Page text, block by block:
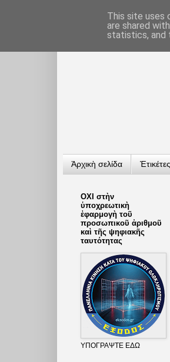
Ἀρχικὴ σελίδα Ἐτικέτες
ΟΧΙ στὴν
ὑποχρεωτικὴ
ἐφαρμογὴ τοῦ
προσωπικοῦ ἀριθμοῦ
καὶ τῆς ψηφιακῆς
ταυτότητας
ΥΠΟΓΡΑΨΤΕ ΕΔΩ
This site uses
are shared
statistics, and